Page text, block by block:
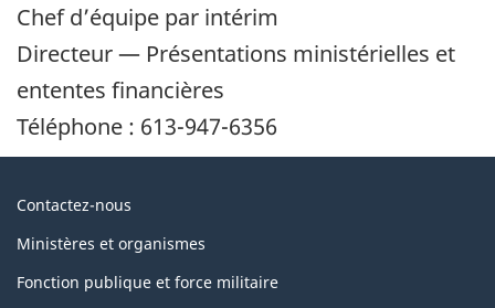
Chef d’équipe par intérim
Directeur — Présentations ministérielles et
ententes financières
Téléphone : 613-947-6356
Au
du
gouvernement
Contactez-nous
Ministères et organismes
Fonction publique et force militaire